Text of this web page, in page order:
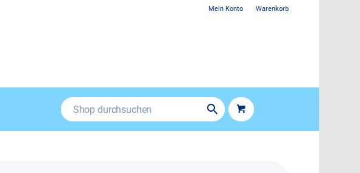
Mein Konto Warenkorb